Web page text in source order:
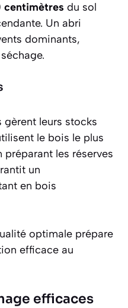
centimètres du sol
Un abri
dominants,
gèrent leurs stocks
le bois le plus
les réserves
un
en bois
optimale prépare
efficace au
efficaces